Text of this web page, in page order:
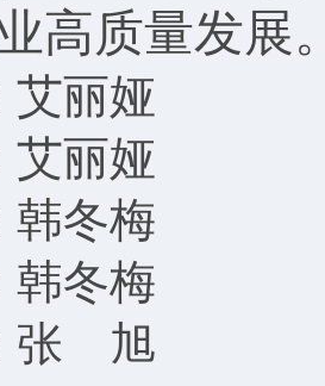
高质量发展
艾丽娅
艾丽娅
韩冬梅
韩冬梅
张 旭